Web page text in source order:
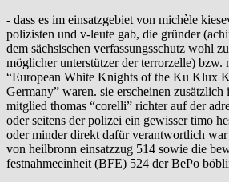
- dass es im einsatzgebiet von michèle
polizisten und v-leute gab, die gründer
dem sächsischen verfassungsschutz wohl
möglicher unterstützer der terrorzelle) bzw.
“European White Knights of the Ku Klux
Germany” waren. sie erscheinen
mitglied thomas “corelli” richter auf der
oder seitens der polizei ein gewisser timo
oder minder direkt dafür verantwortlich
von heilbronn einsatzzug 514 sowie die
festnahmeeinheit (BFE) 524 der BePo